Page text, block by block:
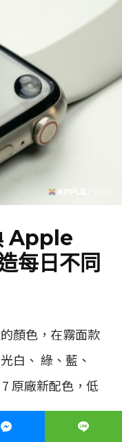
Apple
每日不同
顏色，在霧面款
白、 綠、藍、
原廠新配色，低